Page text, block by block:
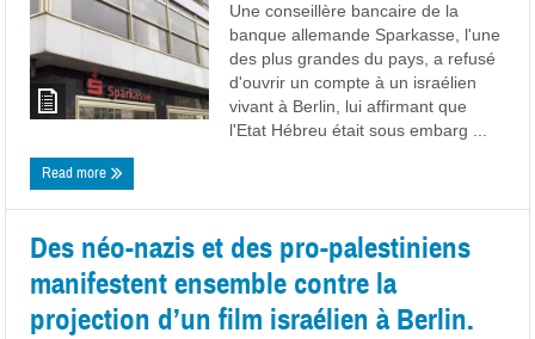
Une conseillère bancaire de la
banque allemande Sparkasse, l'une
des plus grandes du pays, a refusé
d'ouvrir un compte à un israélien
vivant à Berlin, lui affirmant que
l'Etat Hébreu était sous embarg ...
Read more
Des néo-nazis et des pro-palestiniens
manifestent ensemble contre la
projection d’un film israélien à Berlin.